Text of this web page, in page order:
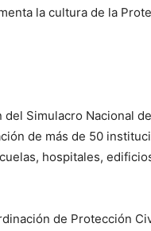
la cultura de la
Simulacro Nacional
de más de 50
hospitales,
de Protección